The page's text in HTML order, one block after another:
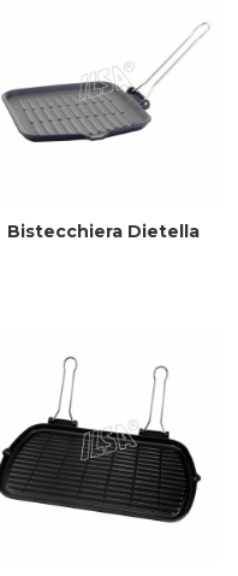
Bistecchiera Dietella